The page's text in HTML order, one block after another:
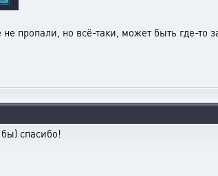
пропали, но всё-таки, может быть где-то
спасибо!